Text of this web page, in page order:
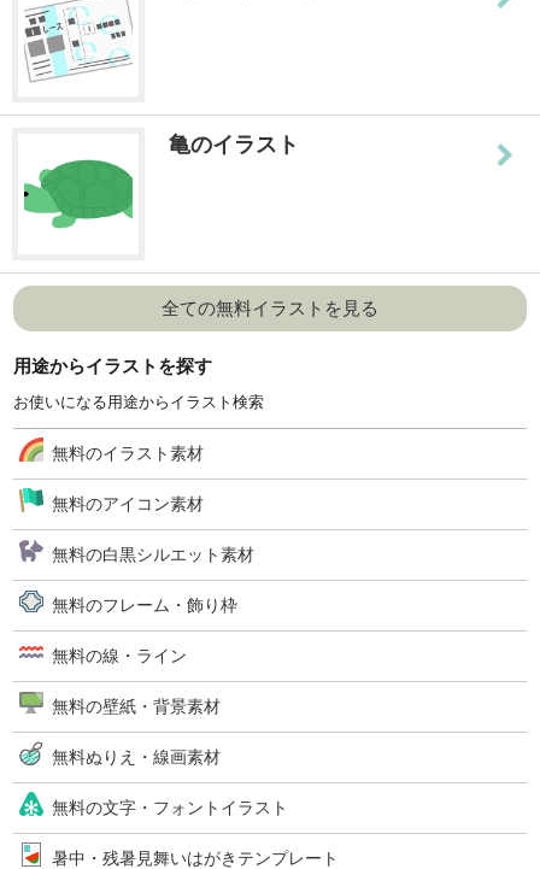
亀のイラスト
全ての無料イラストを見る
用途からイラストを探す
お使いになる用途からイラスト検索
無料のイラスト素材
無料のアイコン素材
無料の白黒シルエット素材
無料のフレーム・飾り枠
無料の線・ライン
無料の壁紙・背景素材
無料ぬりえ・線画素材
無料の文字・フォントイラスト
暑中・残暑見舞いはがきテンプレート